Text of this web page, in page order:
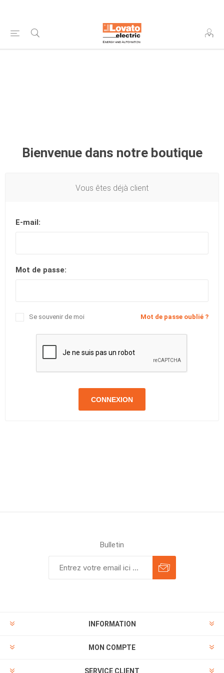
Bienvenue dans notre boutique
Vous êtes déjà client
E-mail:
Mot de passe:
Mot de passe oublié ?
Se souvenir de moi
CONNEXION
Bulletin
INFORMATION
MON COMPTE
SERVICE CLIENT